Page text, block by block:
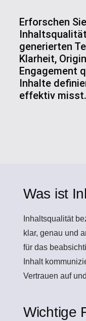
Erforschen
generierten
Klarheit,
Engagement
Inhalte
effektiv misst.
Was ist
Inhaltsqualität
klar, genau und
für das
Inhalt
Vertrauen auf
Wichtige